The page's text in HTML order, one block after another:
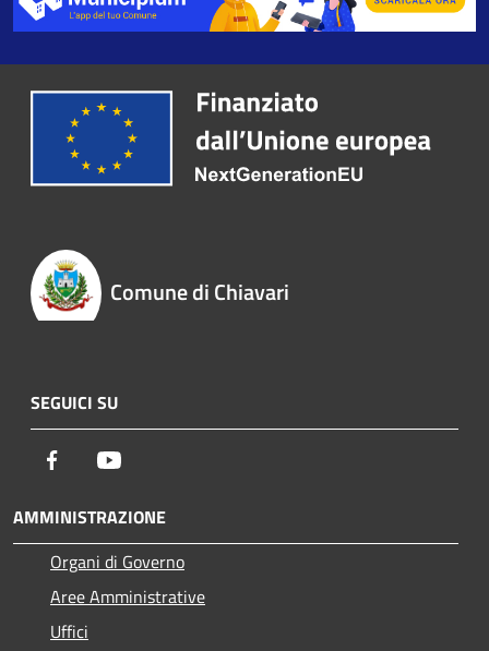
Comune di Chiavari
SEGUICI SU
Facebook
AMMINISTRAZIONE
Organi di Governo
Aree Amministrative
Uffici